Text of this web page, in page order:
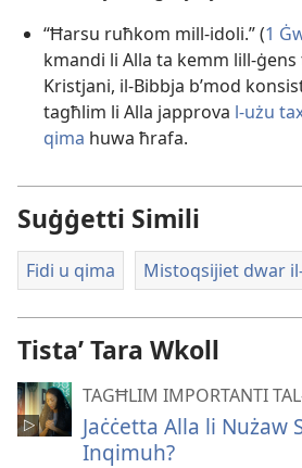
“Ħarsu ruħkom mill-idoli.” (1
kmandi li Alla ta kemm lill-ġens
Kristjani, il-Bibbja b’mod
tagħlim li Alla japprova l-użu
qima huwa ħrafa.
Suġġetti Simili
Fidi u qima Mistoqsijiet dwar
Tistaʼ Tara Wkoll
TAGĦLIM IMPORTANTI
Jaċċetta Alla li Nużaw
Inqimuh?